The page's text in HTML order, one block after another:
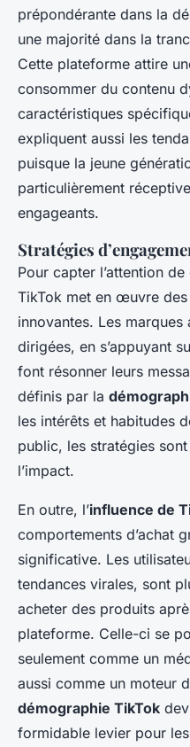
prépondérante dans la
une majorité dans la
Cette plateforme attire
consommer du contenu
caractéristiques
expliquent aussi les
puisque la jeune
particulièrement
engageants.
Stratégies
Pour capter l’attention
TikTok met en œuvre des
innovantes. Les
dirigées, en s’appuyant
font résonner leurs
définis par la
les intérêts et habitudes
public, les stratégies
l’impact.
En outre, l’influence de
comportements d’achat
significative. Les
tendances virales, sont
acheter des produits
plateforme. Celle-ci se
seulement comme un
aussi comme un moteur
démographie TikTok
formidable levier pour